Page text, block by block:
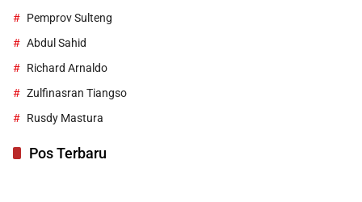
Pemprov Sulteng
Abdul Sahid
Richard Arnaldo
Zulfinasran Tiangso
Rusdy Mastura
Pos Terbaru